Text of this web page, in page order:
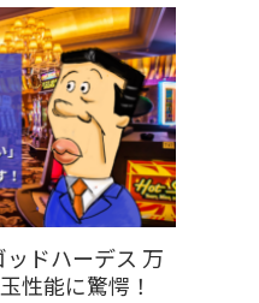
ッドハーデス 万
性能に驚愕！